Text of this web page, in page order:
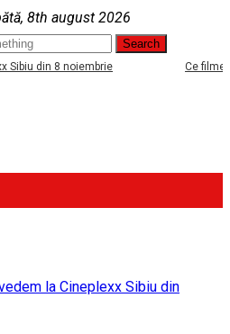
8th august 2026
din 8 noiembrie Ce filme noi